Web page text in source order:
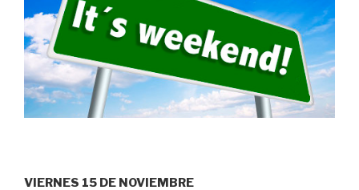
VIERNES 15 DE NOVIEMBRE